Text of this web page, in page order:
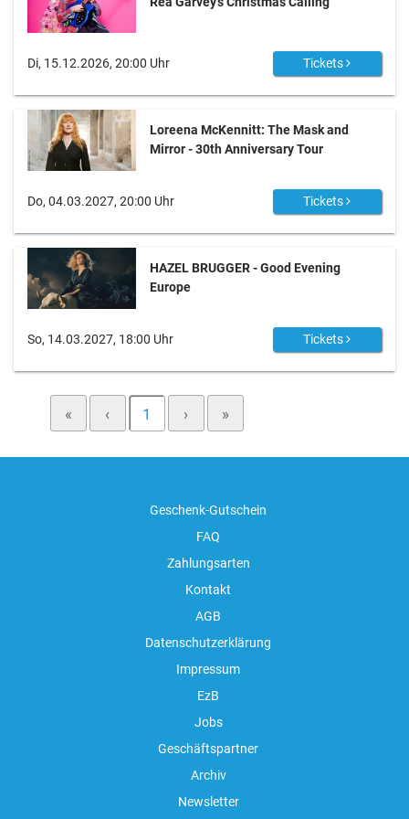
Di, 15.12.2026, 20:00 Uhr Tickets
Loreena McKennitt: The Mask and
Mirror - 30th Anniversary Tour
Do, 04.03.2027, 20:00 Uhr Tickets
HAZEL BRUGGER - Good Evening
Europe
So, 14.03.2027, 18:00 Uhr Tickets
« ‹ 1 › »
Geschenk-Gutschein
FAQ
Zahlungsarten
Kontakt
AGB
Datenschutzerklärung
Impressum
EzB
Jobs
Geschäftspartner
Archiv
Newsletter